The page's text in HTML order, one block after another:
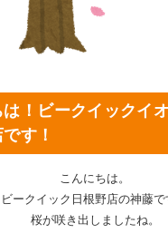
は！ビークイックイ
す！
こんにちは。
ビークイック日根野店の神藤で
桜が咲き出しましたね。